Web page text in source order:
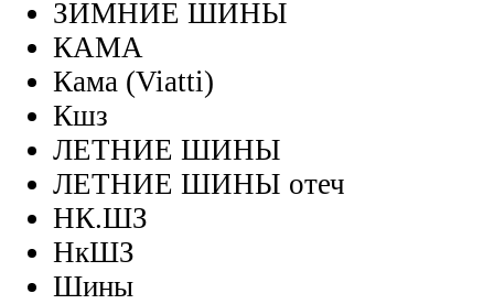
ЗИМНИЕ ШИНЫ
КАМА
Кама (Viatti)
Кшз
ЛЕТНИЕ ШИНЫ
ЛЕТНИЕ ШИНЫ отеч
НК.ШЗ
НкШЗ
Шины